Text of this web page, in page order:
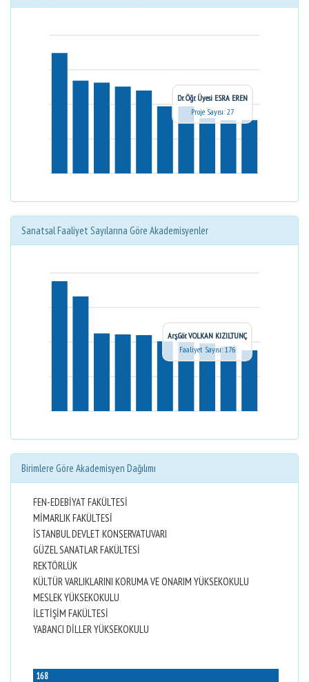
Dr. Öğr. Üyesi ESRA EREN
Proje Sayısı: 27
Sanatsal Faaliyet Sayılarına Göre Akademisyenler
Arş.Gör. VOLKAN KIZILTUNÇ
Faaliyet Sayısı: 176
Birimlere Göre Akademisyen Dağılımı
FEN-EDEBİYAT FAKÜLTESİ
MİMARLIK FAKÜLTESİ
İSTANBUL DEVLET KONSERVATUVARI
GÜZEL SANATLAR FAKÜLTESİ
REKTÖRLÜK
KÜLTÜR VARLIKLARINI KORUMA VE ONARIM YÜKSEKOKULU
MESLEK YÜKSEKOKULU
İLETİŞİM FAKÜLTESİ
YABANCI DİLLER YÜKSEKOKULU
168